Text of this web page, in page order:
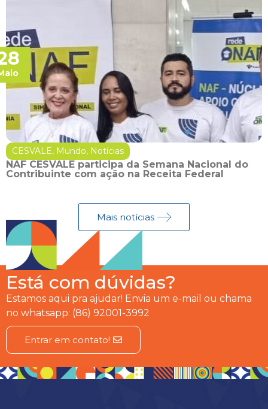
CESVALE, Mundo, Notícias
NAF CESVALE participa da Semana Nacional do
Contribuinte com ação na Receita Federal
Mais notícias
Está com dúvidas?
Estamos aqui pra ajudar! Envia um e-mail ou chama
no whatsapp: (86) 92001-3992
Entrar em contato!